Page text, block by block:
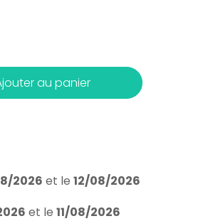
au panier
2026 et le 12/08/2026
et le 11/08/2026